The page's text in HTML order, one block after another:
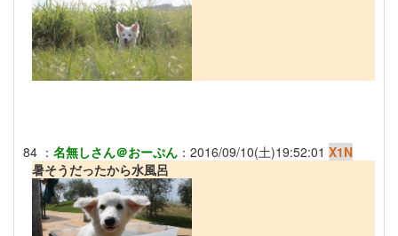
84 ： 名無しさん＠おーぷん ： 2016/09/10(土)19:52:01 X1N
暑そうだったから水風呂